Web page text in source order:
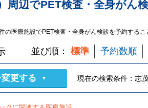
周辺でPET検査・全身がん
の医療施設でPET検査・全身がん検診を予約する
並び順： 標準 予約数順
更する ▼ 現在の検索条件： 志